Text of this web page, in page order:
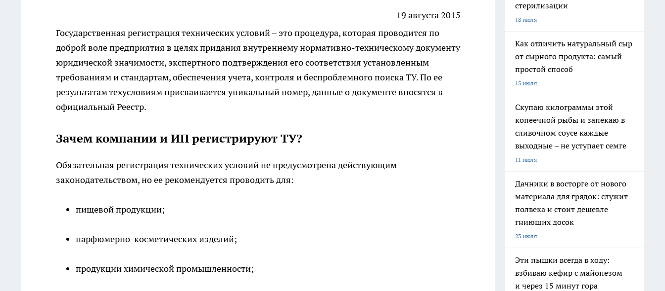
19 августа 2015
Государственная регистрация технических условий – это процедура, которая проводится по
доброй воле предприятия в целях придания внутреннему нормативно-техническому документу
юридической значимости, экспертного подтверждения его соответствия установленным
требованиям и стандартам, обеспечения учета, контроля и беспроблемного поиска ТУ. По ее
результатам техусловиям присваивается уникальный номер, данные о документе вносятся в
официальный Реестр.
Зачем компании и ИП регистрируют ТУ?
Обязательная регистрация технических условийне предусмотрена действующим
законодательством, но ее рекомендуется проводить для:
пищевой продукции;
парфюмерно-косметических изделий;
продукции химической промышленности;
стерилизации
18 июля
Как отличить натуральный сыр
от сырного продукта: самый
простой способ
15 июля
Скупаю килограммы этой
копеечной рыбы и запекаю в
сливочном соусе каждые
выходные – не уступает семге
11 июля
Дачники в восторге от нового
материала для грядок: служит
полвека и стоит дешевле
гниющих досок
23 июля
Эти пышки всегда в ходу:
взбиваю кефир с майонезом –
и через 15 минут гора